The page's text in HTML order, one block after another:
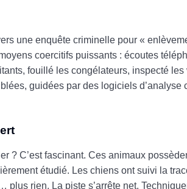
une enquête criminelle pour «
coercitifs puissants : écoutes
fouillé les congélateurs, inspecté
guidées par des logiciels d’analyse
? C’est fascinant. Ces animaux
étudié. Les chiens ont suivi la
rien. La piste s’arrête net.